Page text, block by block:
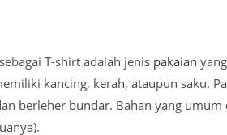
T-shirt adalah jenis pakaian
kancing, kerah, ataupun saku.
berleher bundar. Bahan yang